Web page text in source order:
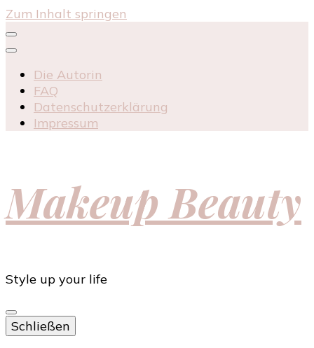
Zum Inhalt springen
Die Autorin
FAQ
Datenschutzerklärung
Impressum
Makeup Beauty
Style up your life
Schließen